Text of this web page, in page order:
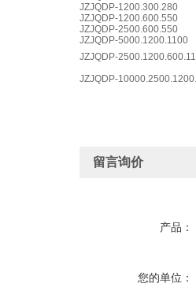
JZJQDP-1200.300.280
JZJQDP-1200.600.550
JZJQDP-2500.600.550
JZJQDP-5000.1200.1100
JZJQDP-
JZJQDP-
留言询价
产品：
您的单位：